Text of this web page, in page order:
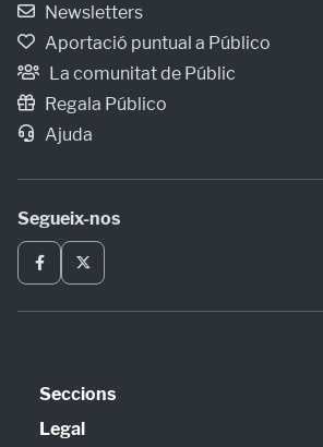
Newsletters
Aportació puntual a Público
La comunitat de Públic
Regala Público
Ajuda
Segueix-nos
Seccions
Política
Legal